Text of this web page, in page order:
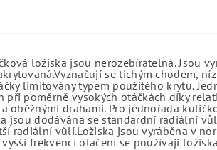
ložiska jsou nerozebíratelná. Jsou
se tichým chodem,
limitovány typem použitého krytu.
při poměrně vysokých otáčkách díky
oběžnými drahami. Pro jednořadá
jsou dodávána se standardní radiální
radiální vůlí.Ložiska jsou vyráběna v
frekvencí otáčení se používají